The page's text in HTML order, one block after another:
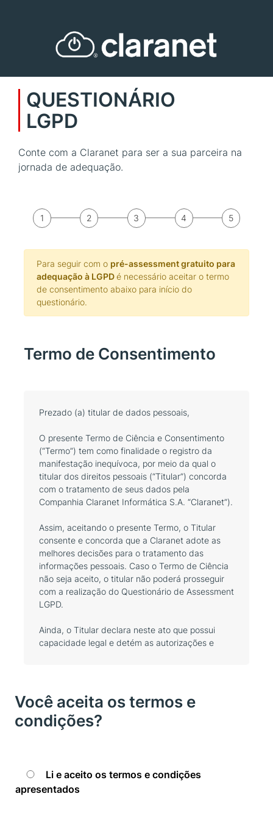
main
content
QUESTIONÁRIO
LGPD
Conte com a Claranet para ser a sua parceira na
jornada de adequação.
Para seguir com o pré-assessment gratuito para
adequação à LGPDé necessário aceitar o termo
de consentimento abaixo para início do
questionário.
Termo de Consentimento
Prezado (a) titular de dados pessoais,
O presente Termo de Ciência e Consentimento
(“Termo”) tem como finalidade o registro da
manifestação inequívoca, por meio da qual o
titular dos direitos pessoais (“Titular”) concorda
com o tratamento de seus dados pela
Companhia Claranet Informática S.A. “Claranet”).
Assim, aceitando o presente Termo, o Titular
consente e concorda que a Claranet adote as
melhores decisões para o tratamento das
informações pessoais. Caso o Termo de Ciência
não seja aceito, o titular não poderá prosseguir
com a realização do Questionário de Assessment
LGPD.
Ainda, o Titular declara neste ato que possui
capacidade legal e detém as autorizações e
1. DA FINALIDADE:
O Titular autoriza e concorda com o tratamento
dos dados pela Claranet com a finalidade
portifólio.
2. DA ADEQUAÇÃO:
Você aceita os termos e
condições?
Li e aceito os termos e condições
apresentados